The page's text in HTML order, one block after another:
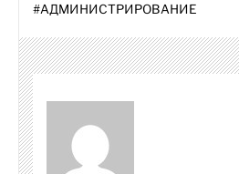
#АДМИНИСТРИРОВАНИЕ